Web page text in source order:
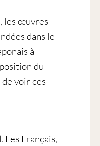
les œuvres
dans le
à
du
voir ces
Les Français,